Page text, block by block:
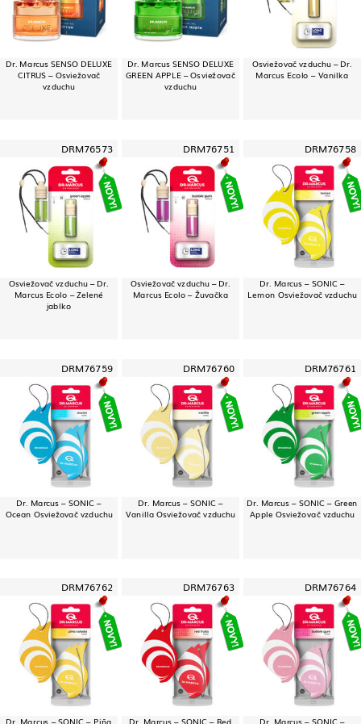
Dr. Marcus SENSO DELUXE
CITRUS – Osviežovač
vzduchu
Dr. Marcus SENSO DELUXE
GREEN APPLE – Osviežovač
vzduchu
Osviežovač vzduchu – Dr.
Marcus Ecolo – Vanilka
DRM76573
Osviežovač vzduchu – Dr.
Marcus Ecolo – Zelené
jablko
DRM76751
Osviežovač vzduchu – Dr.
Marcus Ecolo – Žuvačka
DRM76758
Dr. Marcus – SONIC –
Lemon Osviežovač vzduchu
DRM76759
Dr. Marcus – SONIC –
Ocean Osviežovač vzduchu
DRM76760
Dr. Marcus – SONIC –
Vanilla Osviežovač vzduchu
DRM76761
Dr. Marcus – SONIC – Green
Apple Osviežovač vzduchu
DRM76762
Dr. Marcus – SONIC – Piña
DRM76763
Dr. Marcus – SONIC – Red
DRM76764
Dr. Marcus – SONIC –